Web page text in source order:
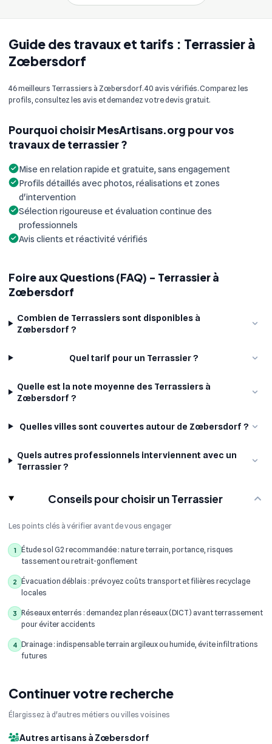
Guide des travaux et tarifs : Terrassier à
Zœbersdorf
46 meilleurs Terrassiers à Zœbersdorf. 40 avis vérifiés. Comparez les
profils, consultez les avis et demandez votre devis gratuit.
Pourquoi choisir MesArtisans.org pour vos
travaux de terrassier ?
Mise en relation rapide et gratuite, sans engagement
Profils détaillés avec photos, réalisations et zones
d'intervention
Sélection rigoureuse et évaluation continue des
professionnels
Avis clients et réactivité vérifiés
Foire aux Questions (FAQ) - Terrassier à
Zœbersdorf
Combien de Terrassiers sont disponibles à
Zœbersdorf ?
Quel tarif pour un Terrassier ?
Quelle est la note moyenne des Terrassiers à
Zœbersdorf ?
Quelles villes sont couvertes autour de Zœbersdorf ?
Quels autres professionnels interviennent avec un
Terrassier ?
Conseils pour choisir un Terrassier
Les points clés à vérifier avant de vous engager
1
Étude sol G2 recommandée : nature terrain, portance, risques
tassement ou retrait-gonflement
2
Évacuation déblais : prévoyez coûts transport et filières recyclage
locales
3
Réseaux enterrés : demandez plan réseaux (DICT) avant terrassement
pour éviter accidents
4 Drainage : indispensable terrain argileux ou humide, évite infiltrations
futures
Continuer votre recherche
Élargissez à d'autres métiers ou villes voisines
Autres artisans à Zœbersdorf